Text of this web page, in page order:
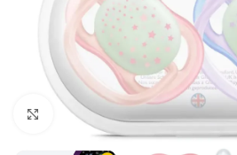
გადიდება